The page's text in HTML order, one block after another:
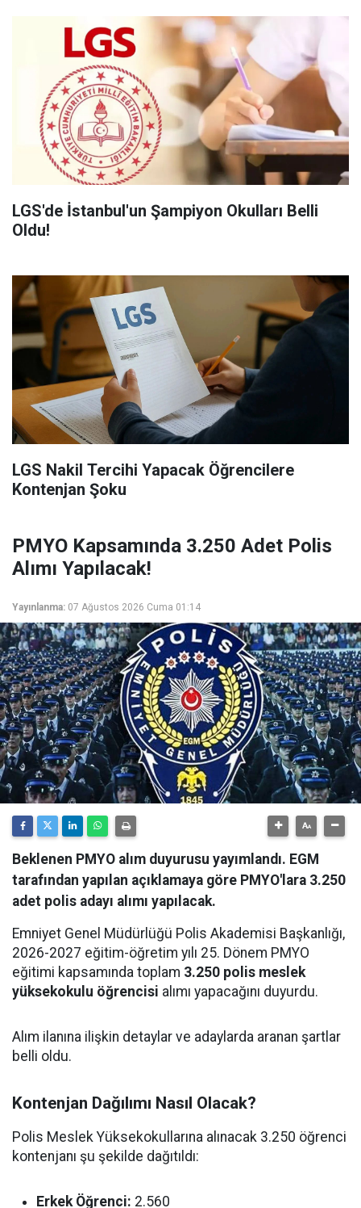
LGS'de İstanbul'un Şampiyon Okulları Belli
Oldu!
LGS Nakil Tercihi Yapacak Öğrencilere
Kontenjan Şoku
PMYO Kapsamında 3.250 Adet Polis
Alımı Yapılacak!
Yayınlanma: 07 Ağustos 2026 Cuma 01:14
Beklenen PMYO alım duyurusu yayımlandı. EGM
tarafından yapılan açıklamaya göre PMYO'lara 3.250
adet polis adayı alımı yapılacak.
Emniyet Genel Müdürlüğü Polis Akademisi Başkanlığı,
2026-2027 eğitim-öğretim yılı 25. Dönem PMYO
eğitimi kapsamında toplam 3.250 polis meslek
yüksekokulu öğrencisi alımı yapacağını duyurdu.
Alım ilanına ilişkin detaylar ve adaylarda aranan şartlar
belli oldu.
Kontenjan Dağılımı Nasıl Olacak?
Polis Meslek Yüksekokullarına alınacak 3.250 öğrenci
kontenjanı şu şekilde dağıtıldı:
Erkek Öğrenci: 2.560